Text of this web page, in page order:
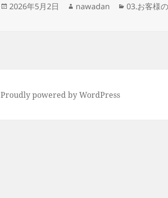
投
2026年5月2日
作
nawadan
カ
03.お客様
Proudly powered by WordPress